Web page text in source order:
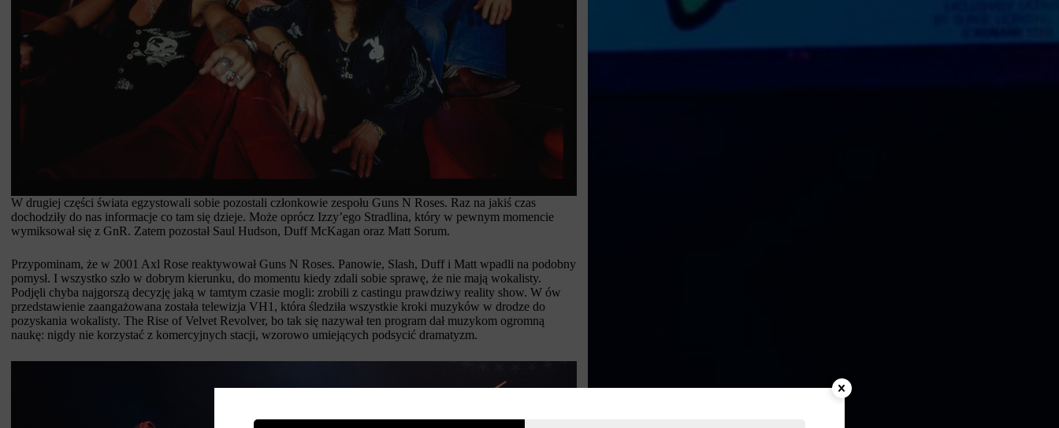
W drugiej części świata egzystowali sobie pozostali członkowie zespołu Guns N Roses. Raz na jakiś czas
dochodziły do nas informacje co tam się dzieje. Może oprócz Izzy’ego Stradlina, który w pewnym momencie
wymiksował się z GnR. Zatem pozostał Saul Hudson, Duff McKagan oraz Matt Sorum.
Przypominam, że w 2001 Axl Rose reaktywował Guns N Roses. Panowie, Slash, Duff i Matt wpadli na podobny
pomysł. I wszystko szło w dobrym kierunku, do momentu kiedy zdali sobie sprawę, że nie mają wokalisty.
Podjęli chyba najgorszą decyzję jaką w tamtym czasie mogli: zrobili z castingu prawdziwy reality show. W ów
przedstawienie zaangażowana została telewizja VH1, która śledziła wszystkie kroki muzyków w drodze do
pozyskania wokalisty. The Rise of Velvet Revolver, bo tak się nazywał ten program dał muzykom ogromną
naukę: nigdy nie korzystać z komercyjnych stacji, wzorowo umiejących podsycić dramatyzm.